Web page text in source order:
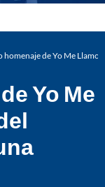
homenaje de Yo Me Llamo
Yo Me